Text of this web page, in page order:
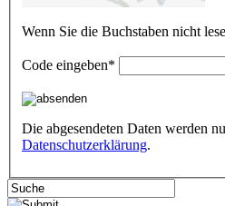
Wenn Sie die Buchstaben nicht
Code eingeben*
Die abgesendeten Daten werden
Datenschutzerklärung.